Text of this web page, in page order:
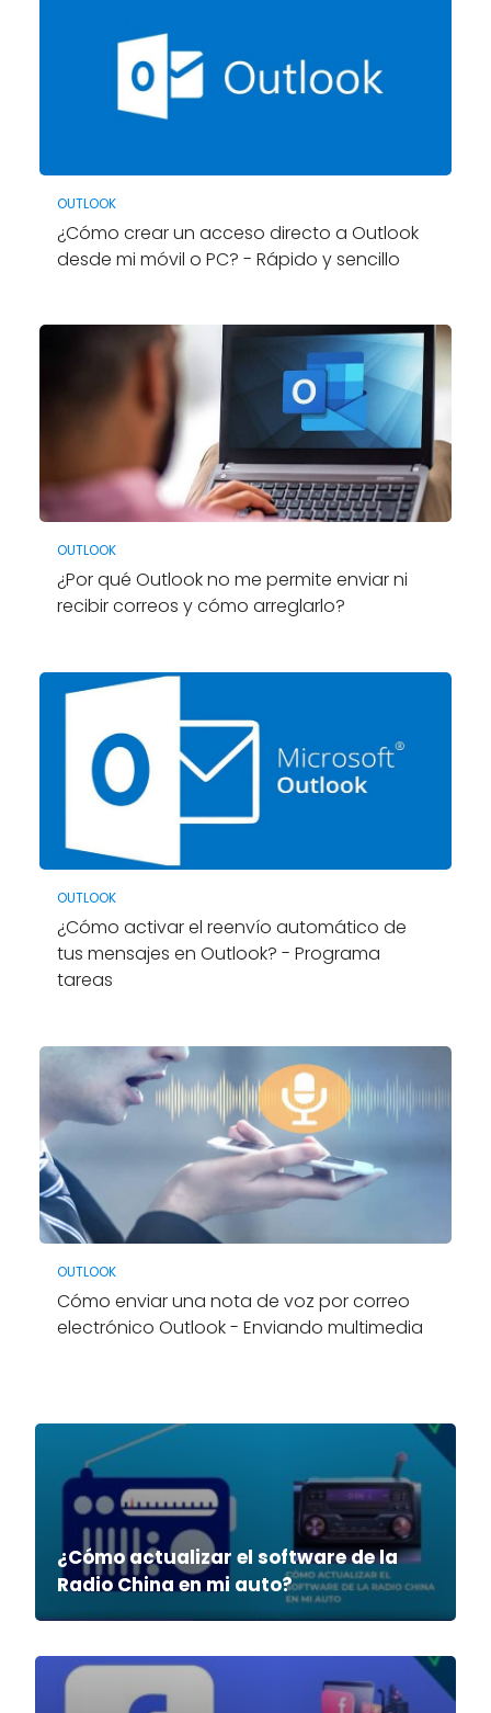
OUTLOOK
¿Cómo crear un acceso directo a Outlook
desde mi móvil o PC? - Rápido y sencillo
OUTLOOK
¿Por qué Outlook no me permite enviar ni
recibir correos y cómo arreglarlo?
OUTLOOK
¿Cómo activar el reenvío automático de
tus mensajes en Outlook? - Programa
tareas
OUTLOOK
Cómo enviar una nota de voz por correo
electrónico Outlook - Enviando multimedia
¿Cómo actualizar el software de la
Radio China en mi auto?